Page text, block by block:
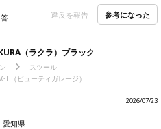
違反を報告 参考になった
（ラクラ）ブラック
スツール
（ビューティガレージ）
2026/07/23
愛知県